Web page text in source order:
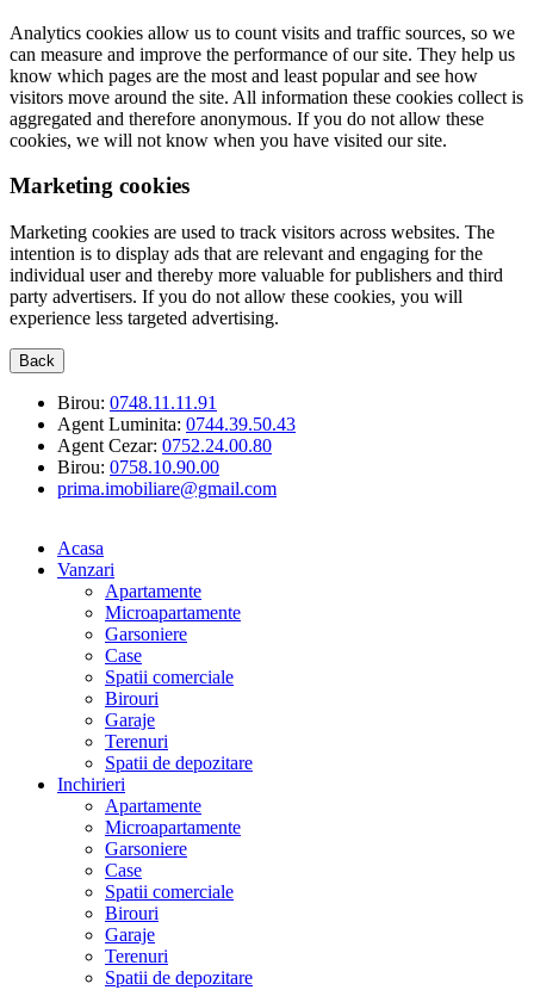
Analytics cookies allow us to count visits and traffic sources, so we
can measure and improve the performance of our site. They help us
know which pages are the most and least popular and see how
visitors move around the site. All information these cookies collect is
aggregated and therefore anonymous. If you do not allow these
cookies, we will not know when you have visited our site.
Marketing cookies
Marketing cookies are used to track visitors across websites. The
intention is to display ads that are relevant and engaging for the
individual user and thereby more valuable for publishers and third
party advertisers. If you do not allow these cookies, you will
experience less targeted advertising.
Back
Birou: 0748.11.11.91
Agent Luminita: 0744.39.50.43
Agent Cezar: 0752.24.00.80
Birou: 0758.10.90.00
prima.imobiliare@gmail.com
Acasa
Vanzari
Apartamente
Microapartamente
Garsoniere
Case
Spatii comerciale
Birouri
Garaje
Terenuri
Spatii de depozitare
Inchirieri
Apartamente
Microapartamente
Garsoniere
Case
Spatii comerciale
Birouri
Garaje
Terenuri
Spatii de depozitare